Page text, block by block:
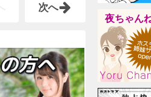
次へ
夜ちゃん